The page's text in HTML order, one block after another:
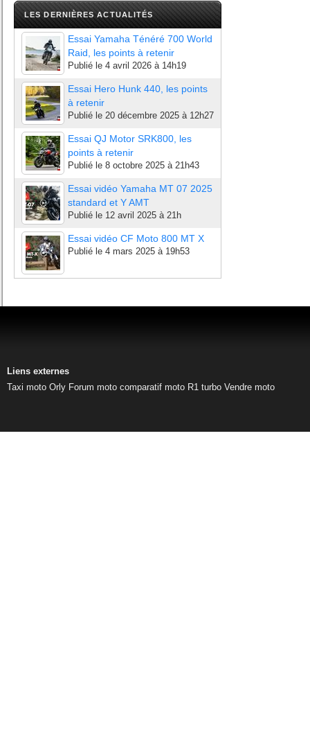
LES DERNIÈRES ACTUALITÉS
Essai Yamaha Ténéré 700 World
Raid, les points à retenir
Publié le 4 avril 2026 à 14h19
Essai Hero Hunk 440, les points
à retenir
Publié le 20 décembre 2025 à 12h27
Essai QJ Motor SRK800, les
points à retenir
Publié le 8 octobre 2025 à 21h43
Essai vidéo Yamaha MT 07 2025
standard et Y AMT
Publié le 12 avril 2025 à 21h
Essai vidéo CF Moto 800 MT X
Publié le 4 mars 2025 à 19h53
Liens externes
Taxi moto Orly Forum moto comparatif moto R1 turbo Vendre moto